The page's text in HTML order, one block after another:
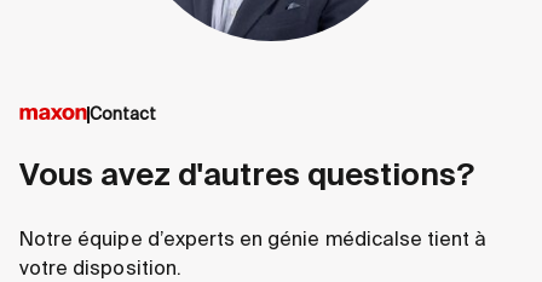
Contact
Vous avez d'autres questions?
Notre équipe d’experts en génie médicalse tient à
votre disposition.